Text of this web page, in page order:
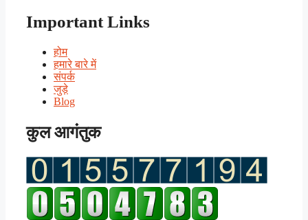
Important Links
होम
हमारे बारे में
संपर्क
जुड़े
Blog
कुल आगंतुक